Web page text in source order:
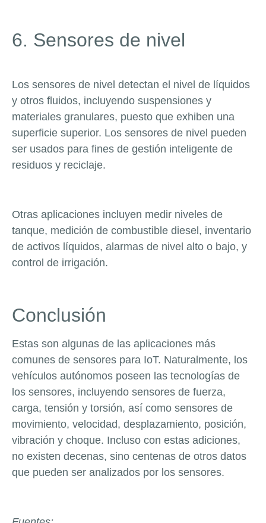
6. Sensores de nivel
Los sensores de nivel detectan el nivel de líquidos
y otros fluidos, incluyendo suspensiones y
materiales granulares, puesto que exhiben una
superficie superior. Los sensores de nivel pueden
ser usados para fines de gestión inteligente de
residuos y reciclaje.
Otras aplicaciones incluyen medir niveles de
tanque, medición de combustible diesel, inventario
de activos líquidos, alarmas de nivel alto o bajo, y
control de irrigación.
Conclusión
Estas son algunas de las aplicaciones más
comunes de sensores para IoT. Naturalmente, los
vehículos autónomos poseen las tecnologías de
los sensores, incluyendo sensores de fuerza,
carga, tensión y torsión, así como sensores de
movimiento, velocidad, desplazamiento, posición,
vibración y choque. Incluso con estas adiciones,
no existen decenas, sino centenas de otros datos
que pueden ser analizados por los sensores.